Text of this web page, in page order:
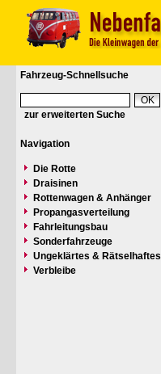
Fahrzeug-Schnellsuche
zur erweiterten Suche
Navigation
Die Rotte
Draisinen
Rottenwagen & Anhänger
Propangasverteilung
Fahrleitungsbau
Sonderfahrzeuge
Ungeklärtes & Rätselhaftes
Verbleibe